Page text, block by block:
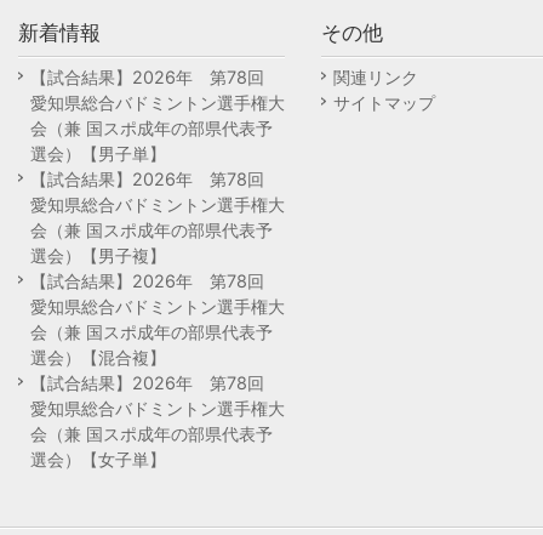
新着情報
【試合結果】2026年 第78回
愛知県総合バドミントン選手権大
会（兼 国スポ成年の部県代表予
選会）【男子単】
【試合結果】2026年 第78回
愛知県総合バドミントン選手権大
会（兼 国スポ成年の部県代表予
選会）【男子複】
【試合結果】2026年 第78回
愛知県総合バドミントン選手権大
会（兼 国スポ成年の部県代表予
選会）【混合複】
【試合結果】2026年 第78回
愛知県総合バドミントン選手権大
会（兼 国スポ成年の部県代表予
選会）【女子単】
その他
関連リンク
サイトマップ